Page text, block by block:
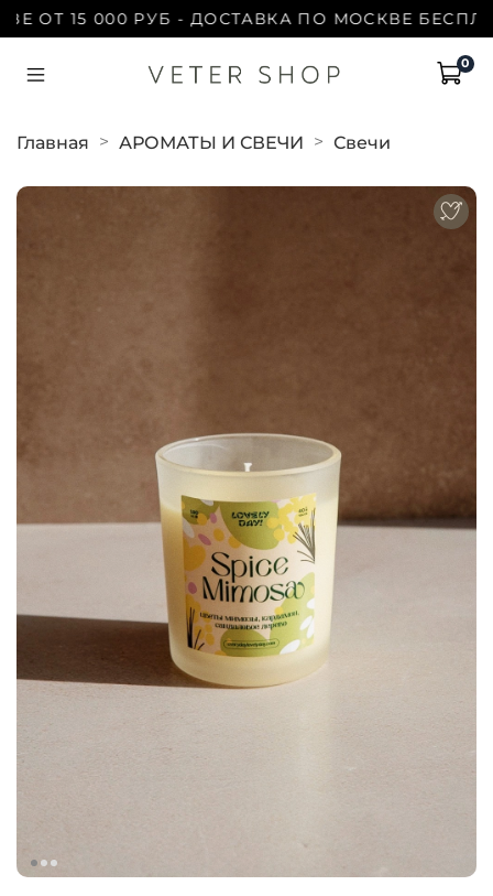
15 000 РУБ - ДОСТАВКА ПО МОСКВЕ
0
Главная АРОМАТЫ И СВЕЧИ Свечи